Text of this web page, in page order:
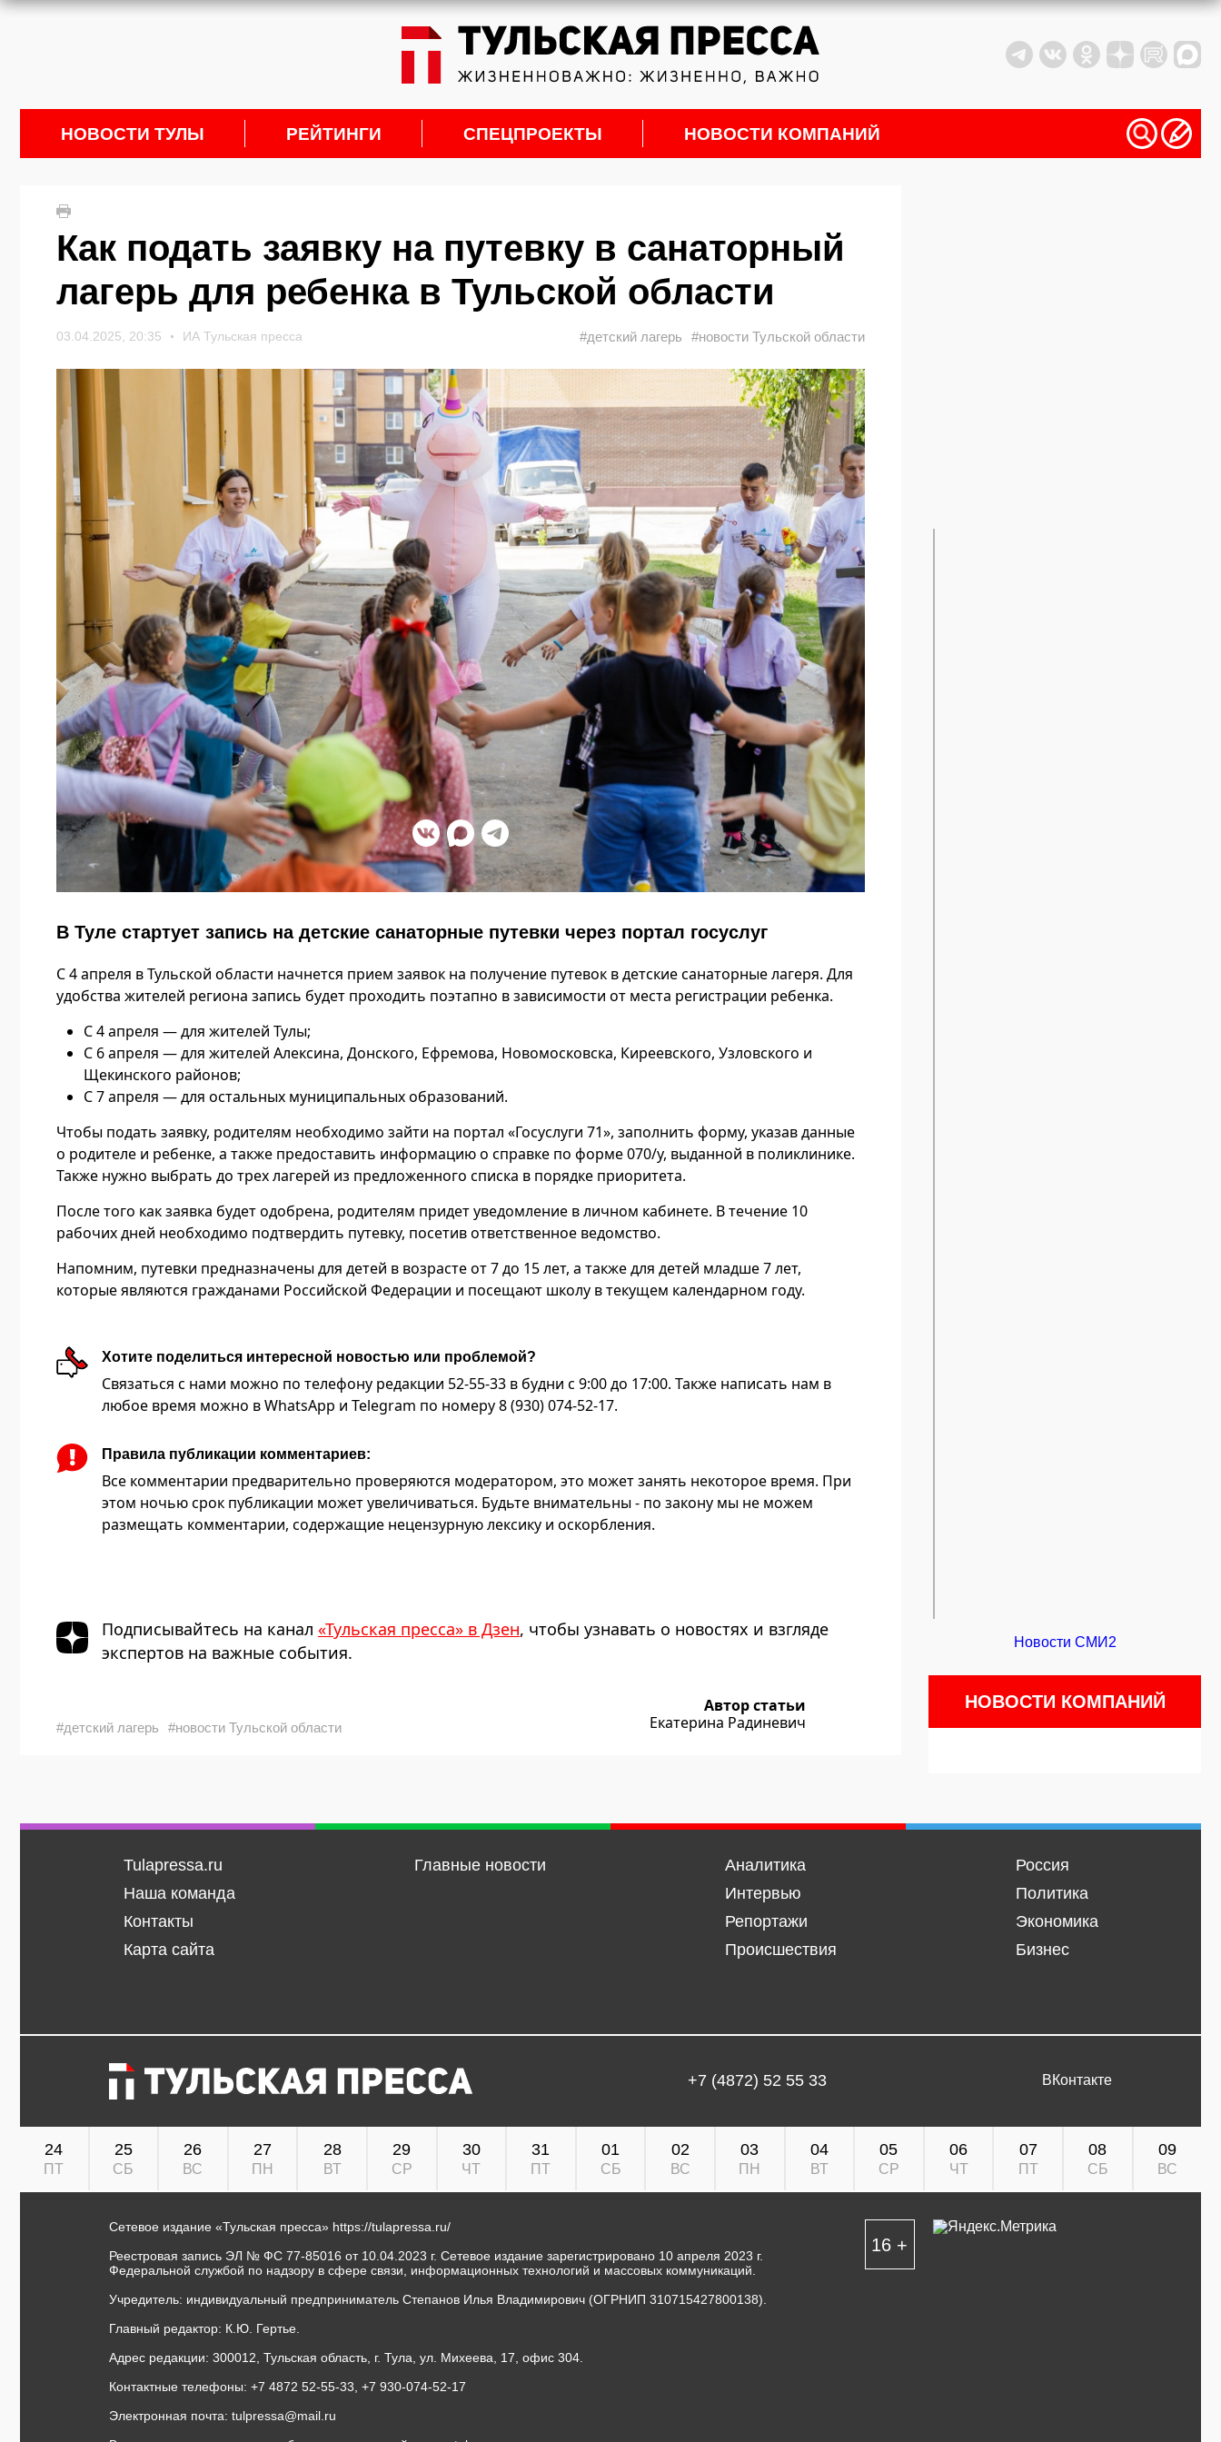
НОВОСТИ ТУЛЫ РЕЙТИНГИ СПЕЦПРОЕКТЫ НОВОСТИ КОМПАНИЙ
Как подать заявку на путевку в санаторный
лагерь для ребенка в Тульской области
03.04.2025, 20:35 ИА Тульская пресса #детский лагерь #новости Тульской области
В Туле стартует запись на детские санаторные путевки через портал госуслуг
С 4 апреля в Тульской области начнется прием заявок на получение путевок в детские санаторные лагеря. Для
удобства жителей региона запись будет проходить поэтапно в зависимости от места регистрации ребенка.
С 4 апреля — для жителей Тулы;
С 6 апреля — для жителей Алексина, Донского, Ефремова, Новомосковска, Киреевского, Узловского и
Щекинского районов;
С 7 апреля — для остальных муниципальных образований.
Чтобы подать заявку, родителям необходимо зайти на портал «Госуслуги 71», заполнить форму, указав данные
о родителе и ребенке, а также предоставить информацию о справке по форме 070/у, выданной в поликлинике.
Также нужно выбрать до трех лагерей из предложенного списка в порядке приоритета.
После того как заявка будет одобрена, родителям придет уведомление в личном кабинете. В течение 10
рабочих дней необходимо подтвердить путевку, посетив ответственное ведомство.
Напомним, путевки предназначены для детей в возрасте от 7 до 15 лет, а также для детей младше 7 лет,
которые являются гражданами Российской Федерации и посещают школу в текущем календарном году.
Хотите поделиться интересной новостью или проблемой?
Связаться с нами можно по телефону редакции 52-55-33 в будни с 9:00 до 17:00. Также написать нам в
любое время можно в WhatsApp и Telegram по номеру 8 (930) 074-52-17.
Правила публикации комментариев:
Все комментарии предварительно проверяются модератором, это может занять некоторое время. При
этом ночью срок публикации может увеличиваться. Будьте внимательны - по закону мы не можем
размещать комментарии, содержащие нецензурную лексику и оскорбления.
Подписывайтесь на канал «Тульская пресса» в Дзен, чтобы узнавать о новостях и взгляде
экспертов на важные события.
#детский лагерь #новости Тульской области
Автор статьи
Екатерина Радиневич
Новости СМИ2
НОВОСТИ КОМПАНИЙ
Tulapressa.ru
Наша команда
Контакты
Карта сайта
Главные новости
Аналитика
Интервью
Репортажи
Происшествия
Россия
Политика
Экономика
Бизнес
+7 (4872) 52 55 33 ВКонтакте
24
ПТ
25
СБ
26
ВС
27
ПН
28
ВТ
29
СР
30
ЧТ
31
ПТ
01
СБ
02
ВС
03
ПН
04
ВТ
05
СР
06
ЧТ
07
ПТ
08
СБ
09
ВС
Сетевое издание «Тульская пресса» https://tulapressa.ru/
Реестровая запись ЭЛ № ФС 77-85016 от 10.04.2023 г. Сетевое издание зарегистрировано 10 апреля 2023 г.
Федеральной службой по надзору в сфере связи, информационных технологий и массовых коммуникаций.
Учредитель: индивидуальный предприниматель Степанов Илья Владимирович (ОГРНИП 310715427800138).
Главный редактор: К.Ю. Гертье.
Адрес редакции: 300012, Тульская область, г. Тула, ул. Михеева, 17, офис 304.
Контактные телефоны: +7 4872 52-55-33, +7 930-074-52-17
Электронная почта: tulpressa@mail.ru
16 +